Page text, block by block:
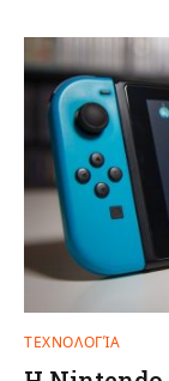
ΤΕΧΝΟΛΟΓΊΑ